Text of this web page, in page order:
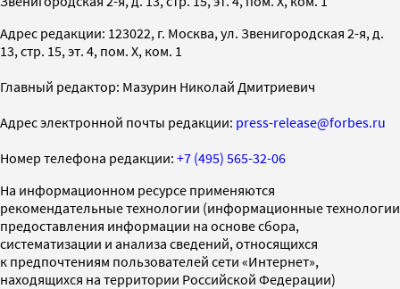
Адрес редакции: 123022, г. Москва, ул. Звенигородская 2-я, д.
13, стр. 15, эт. 4, пом. X, ком. 1
Главный редактор: Мазурин Николай Дмитриевич
Адрес электронной почты редакции: press-release@forbes.ru
Номер телефона редакции: +7 (495) 565-32-06
На информационном ресурсе применяются
рекомендательные технологии (информационные технологии
предоставления информации на основе сбора,
систематизации и анализа сведений, относящихся
к предпочтениям пользователей сети «Интернет»,
находящихся на территории Российской Федерации)